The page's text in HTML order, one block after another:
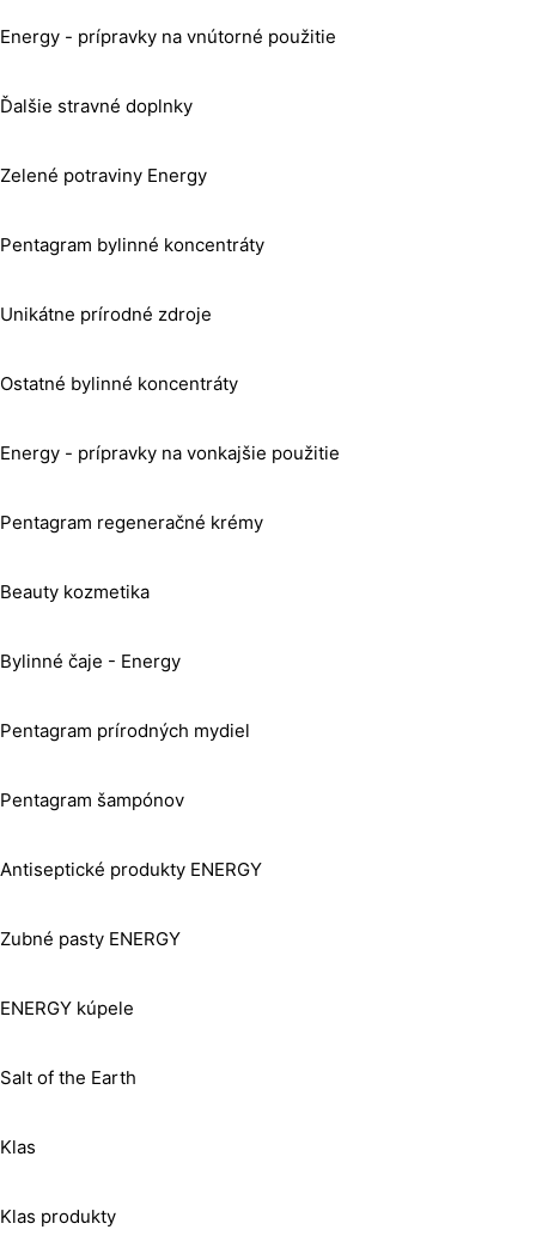
Energy - prípravky na vnútorné použitie
Ďalšie stravné doplnky
Zelené potraviny Energy
Pentagram bylinné koncentráty
Unikátne prírodné zdroje
Ostatné bylinné koncentráty
Energy - prípravky na vonkajšie použitie
Pentagram regeneračné krémy
Beauty kozmetika
Bylinné čaje - Energy
Pentagram prírodných mydiel
Pentagram šampónov
Antiseptické produkty ENERGY
Zubné pasty ENERGY
ENERGY kúpele
Salt of the Earth
Klas
Klas produkty